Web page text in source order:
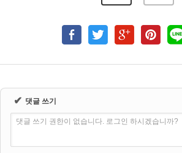
✔ 댓글 쓰기
댓글 쓰기 권한이 없습니다. 로그인 하시겠습니까?